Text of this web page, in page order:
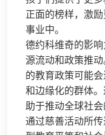
正面的榜样，激
事业中。
德约科维奇的影
源流动和政策推
的教育政策可能
和边缘化的群体
助于推动全球社
通过慈善活动所